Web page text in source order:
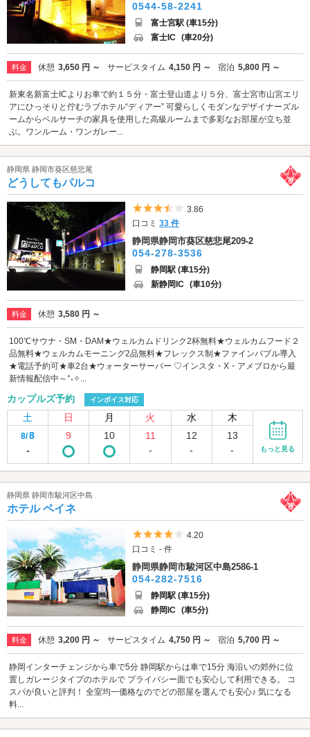
0544-58-2241
富士宮駅 (車15分)
富士IC (車20分)
料金 休憩 3,650 円 ～ サービスタイム 4,150 円 ～ 宿泊 5,800 円 ～
新東名新富士ICよりお車で約１５分・富士登山道より５分、富士宮市山宮エリ
アにひっそりと佇むラブホテル“ディアー” 可愛らしくモダンなデザイナーズル
ームからベルサーチの家具を使用した高級ルームまで多彩なお部屋が立ち並
ぶ。ワンルーム・ワンガレー...
静岡県 静岡市葵区慈悲尾
どうしてもパルコ
5つ星のうち3.5
3.86
口コミ33 件
静岡県静岡市葵区慈悲尾209-2
054-278-3536
静岡駅 (車15分)
新静岡IC (車10分)
料金 休憩 3,580 円 ～
100℃サウナ・SM・DAM★ウェルカムドリンク2杯無料★ウェルカムフード２
品無料★ウェルカムモーニング2品無料★フレックス制★ファインバブル導入
★電話予約可★車2台★ウォーターサーバー ♡インスタ・X・アメブロから最
新情報配信中～°˖✧...
カップルズ予約 インボイス対応
土 日 月 火 水 木
8/8
-
9 10
11
-
12
-
13
-
もっと見る
静岡県 静岡市駿河区中島
ホテル ペイネ
5つ星のうち4
4.20
口コミ - 件
静岡県静岡市駿河区中島2586-1
054-282-7516
静岡駅 (車15分)
静岡IC (車5分)
料金 休憩 3,200 円 ～ サービスタイム 4,750 円 ～ 宿泊 5,700 円 ～
静岡インターチェンジから車で5分 静岡駅からは車で15分 海沿いの郊外に位
置しガレージタイプのホテルで プライバシー面でも安心して利用できる。 コ
スパが良いと評判！ 全室均一価格なのでどの部屋を選んでも安心♪ 気になる
料...